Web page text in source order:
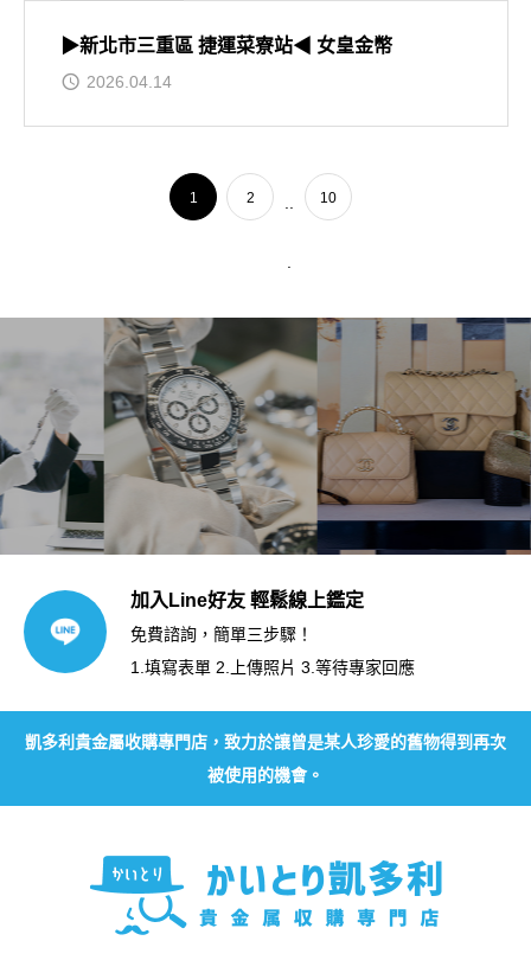
▶新北市三重區 捷運菜寮站◀ 女皇金幣
2026.04.14
1 2 10
加入Line好友 輕鬆線上鑑定
免費諮詢，簡單三步驟！
1.填寫表單 2.上傳照片 3.等待專家回應
凱多利貴金屬收購專門店，致力於讓曾是某人珍愛的舊物得到再次
被使用的機會。